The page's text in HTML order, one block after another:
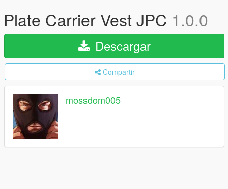
Plate Carrier Vest JPC 1.0.0
Descargar
Compartir
mossdom005